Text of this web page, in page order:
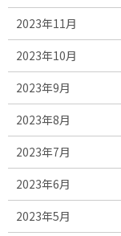
2023年11月
2023年10月
2023年9月
2023年8月
2023年7月
2023年6月
2023年5月